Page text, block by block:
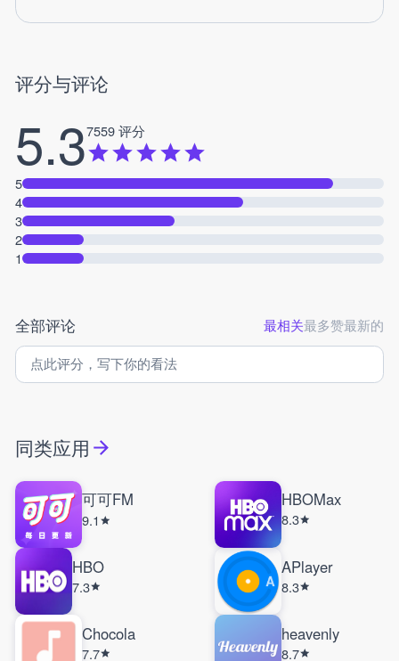
评分与评论
5.37559 评分
5
4
3
2
1
全部评论 最相关最多赞最新的
同类应用
可可FM
9.1
HBOMax
8.3
HBO
7.3
APlayer
8.3
Chocola
7.7
heavenly
8.7